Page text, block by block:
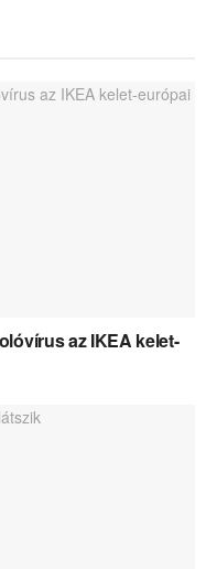
az IKEA kelet-